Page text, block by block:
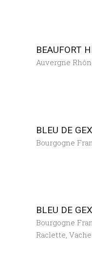
BEAUFORT
Auvergne
BLEU DE
Bourgogne
BLEU DE
Bourgogne
Raclette, Vache